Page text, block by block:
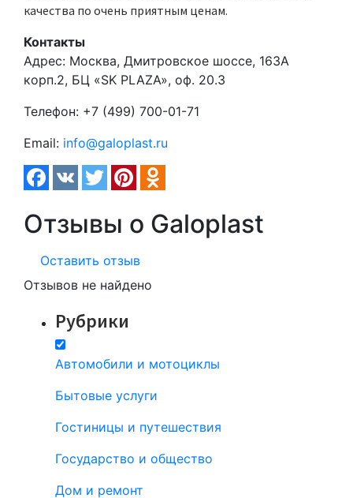
качества по очень приятным ценам.
Контакты
Адрес: Москва, Дмитровское шоссе, 163А
корп.2, БЦ «SK PLAZA», оф. 20.3
Телефон: +7 (499) 700-01-71
Email: info@galoplast.ru
Отзывы о Galoplast
Оставить отзыв
Отзывов не найдено
Рубрики
Автомобили и мотоциклы
Бытовые услуги
Гостиницы и путешествия
Государство и общество
Дом и ремонт